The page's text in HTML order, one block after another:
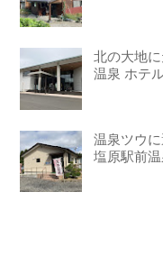
北の大地
温泉 ホテ
温泉ツウ
塩原駅前温